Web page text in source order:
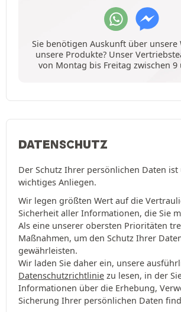
Sie benötigen Auskunft über unsere
unsere Produkte? Unser
von Montag bis Freitag zwischen 9
DATENSCHUTZ
Der Schutz Ihrer persönlichen Daten ist
wichtiges Anliegen.
Wir legen größten Wert auf die
Sicherheit aller Informationen, die Sie
Als eine unserer obersten Prioritäten
Maßnahmen, um den Schutz Ihrer
gewährleisten.
Wir laden Sie daher ein, unsere
Datenschutzrichtlinie zu lesen, in der
Informationen über die Erhebung,
Sicherung Ihrer persönlichen Daten